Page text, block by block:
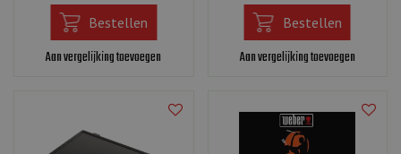
Bestellen
Aan vergelijking toevoegen
Bestellen
Aan vergelijking toevoegen